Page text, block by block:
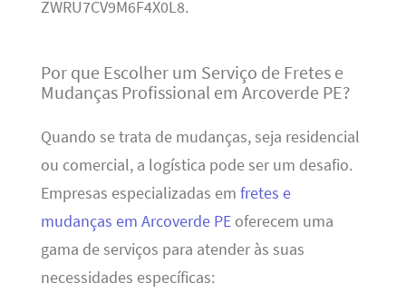
ZWRU7CV9M6F4X0L8.
Por que Escolher um Serviço de Fretes e
Mudanças Profissional em Arcoverde PE?
Quando se trata de mudanças, seja residencial
ou comercial, a logística pode ser um desafio.
Empresas especializadas em fretes e
mudanças em Arcoverde PEoferecem uma
gama de serviços para atender às suas
necessidades específicas: